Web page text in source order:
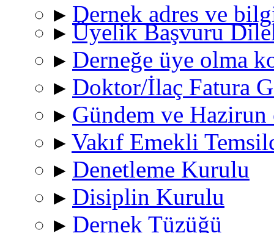
▸ Dernek adres ve
▸ Üyelik Başvuru
▸ Derneğe üye olma
▸ Doktor/İlaç Fatura
▸ Gündem ve
▸ Vakıf Emekli
▸ Denetleme Kurulu
▸ Disiplin Kurulu
▸ Dernek Tüzüğü